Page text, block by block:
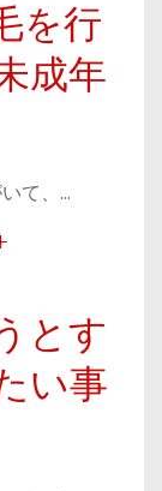
を行
成年
て、…
とす
い事